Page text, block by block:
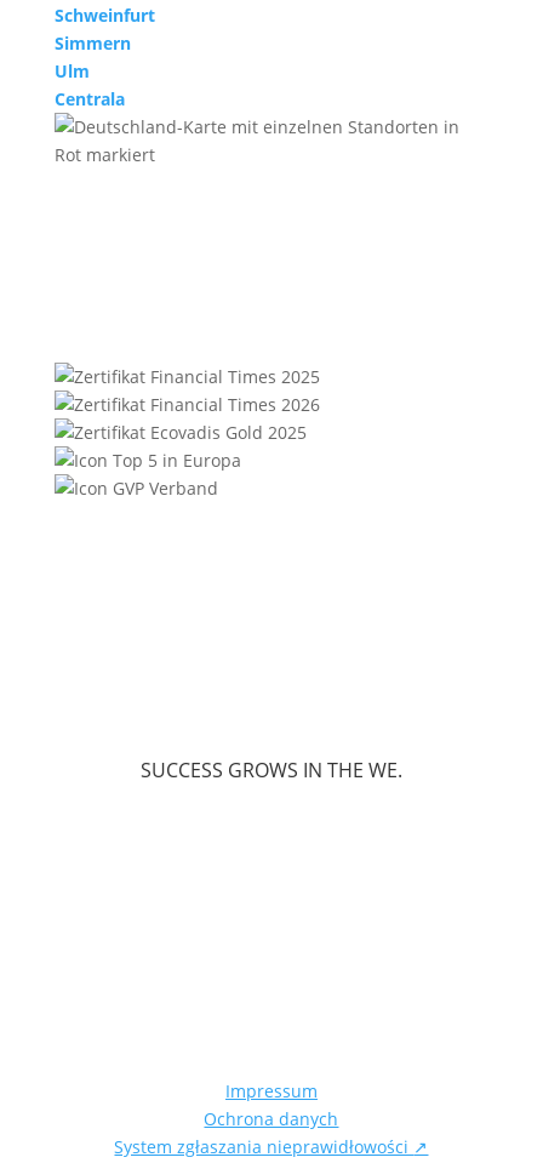
Schweinfurt
Simmern
Ulm
Centrala
SUCCESS GROWS IN THE WE.
Impressum
Ochrona danych
System zgłaszania nieprawidłowości ↗